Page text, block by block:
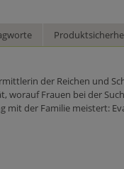
der Reichen und
worauf Frauen bei der
der Familie meistert: